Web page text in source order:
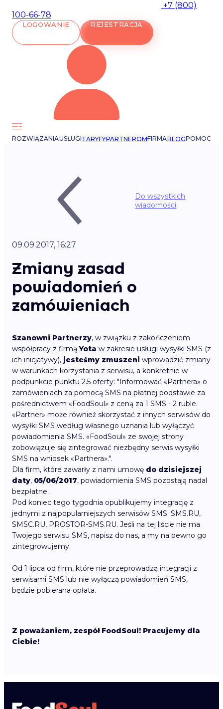
+7 (800)
100-66-78
LOGOWANIE REJESTRACJA
ROZWIĄZANIAUSŁUGITARYFYPARTNEROMFIRMABLOGPOMOC
Do wszystkich
wiadomości
09.09.2017, 16:27
Zmiany zasad
powiadomień o
zamówieniach
Szanowni Partnerzy, w związku z zakończeniem
współpracy z firmąYota w zakresie usługi wysyłki SMS (z
ich inicjatywy), jesteśmy zmuszeni wprowadzić zmiany
w warunkach korzystania z serwisu, a konkretnie w
podpunkcie punktu 2.5 oferty: "Informować «Partnera» o
zamówieniach za pomocą SMS na płatnej podstawie za
pośrednictwem «FoodSoul» z ceną za 1 SMS - 2 ruble.
«Partner» może również skorzystać z innych serwisów do
wysyłki SMS według własnego uznania lub wyłączyć
powiadomienia SMS. «FoodSoul» ze swojej strony
zobowiązuje się zintegrować niezbędny serwis wysyłki
SMS na wniosek «Partnera».".
Dla firm, które zawarły z nami umowę do dzisiejszej
daty, 05/06/2017, powiadomienia SMS pozostają nadal
bezpłatne.
Pod koniec tego tygodnia opublikujemy integrację z
jednymi z najpopularniejszych serwisów SMS: SMS.RU,
SMSC.RU, PROSTOR-SMS.RU. Jeśli na tej liście nie ma
Twojego serwisu SMS, napisz do nas, a my na pewno go
zintegrowujemy.
Od 1 lipca od firm, które nie przeprowadzą integracji z
serwisami SMS lub nie wyłączą powiadomień SMS,
będzie pobierana opłata.
Z poważaniem, zespół FoodSoul! Pracujemy dla
Ciebie!